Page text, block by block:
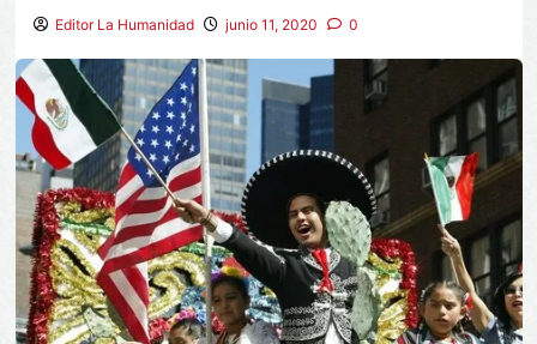
Editor La Humanidad junio 11, 2020 0